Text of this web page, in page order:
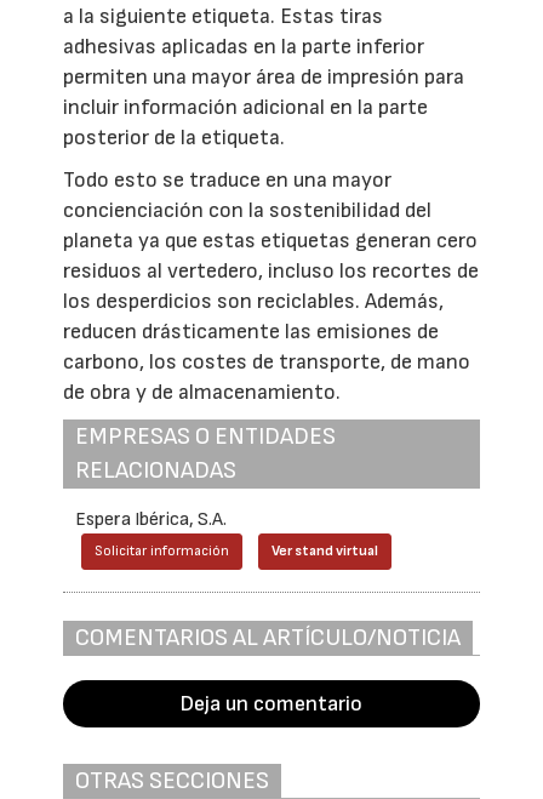
a la siguiente etiqueta. Estas tiras
adhesivas aplicadas en la parte inferior
permiten una mayor área de impresión para
incluir información adicional en la parte
posterior de la etiqueta.
Todo esto se traduce en una mayor
concienciación con la sostenibilidad del
planeta ya que estas etiquetas generan cero
residuos al vertedero, incluso los recortes de
los desperdicios son reciclables. Además,
reducen drásticamente las emisiones de
carbono, los costes de transporte, de mano
de obra y de almacenamiento.
EMPRESAS O ENTIDADES
RELACIONADAS
Espera Ibérica, S.A.
Solicitar información Ver stand virtual
COMENTARIOS AL ARTÍCULO/NOTICIA
Deja un comentario
OTRAS SECCIONES